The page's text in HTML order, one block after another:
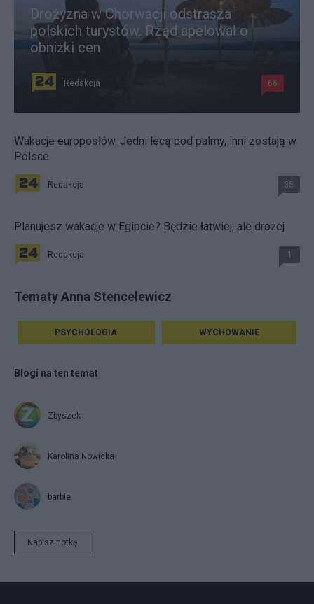
Drożyzna w Chorwacji odstrasza
polskich turystów. Rząd apelował o
obniżki cen
Redakcja 66
Wakacje europosłów. Jedni lecą pod palmy, inni zostają w
Polsce
Redakcja 35
Planujesz wakacje w Egipcie? Będzie łatwiej, ale drożej
Redakcja 1
Tematy Anna Stencelewicz
PSYCHOLOGIA WYCHOWANIE
Blogi na ten temat
Zbyszek
Karolina Nowicka
barbie
Napisz notkę